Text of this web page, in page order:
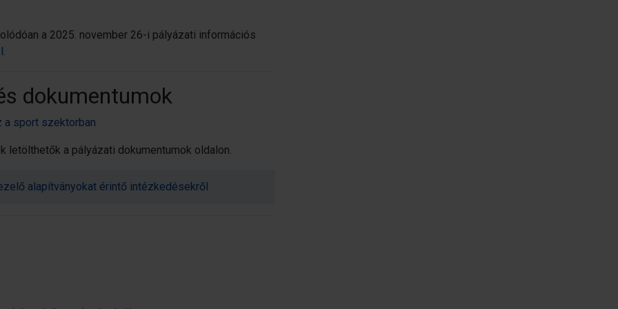
a 2025. november 26-i pályázati információs
dokumentumok
a sport szektorban
letölthetők a pályázati dokumentumok oldalon.
alapítványokat érintő intézkedésekről